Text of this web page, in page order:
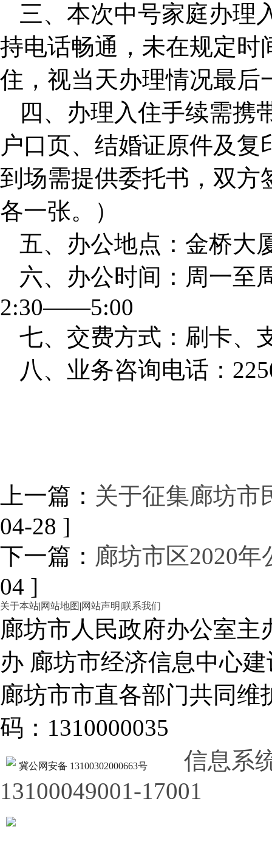
三、本次中号家庭办理
持电话畅通，未在规定时
住，视当天办理情况最后
四、办理入住手续需携
户口页、结婚证原件及
到场需提供委托书，双方
各一张。）
五、办公地点：金桥大
六、办公时间：周一
2:30——5:00
七、交费方式：刷卡、
八、业务咨询电话：
上一篇： 关于征集廊坊市
04-28 ]
下一篇： 廊坊市区2020
04 ]
关于本站|网站地图 |网站声明|联系我们
廊坊市人民政府办公室
办 廊坊市经济信息中心建
廊坊市市直各部门共同
码：1310000035
冀公网安备 13100302000663号
信息系
13100049001-17001